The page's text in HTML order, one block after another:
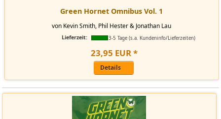
Green Hornet Omnibus Vol. 1
von Kevin Smith, Phil Hester & Jonathan Lau
Lieferzeit: 3-5 Tage (s.a. Kundeninfo/Lieferzeiten)
23,95 EUR*
Details